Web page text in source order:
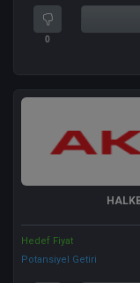
0
Hedef Fiyat
Potansiyel Getiri